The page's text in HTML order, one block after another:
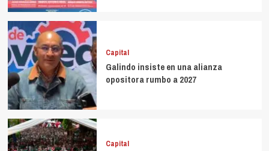
Capital
Galindo insiste en una alianza
opositora rumbo a 2027
Capital